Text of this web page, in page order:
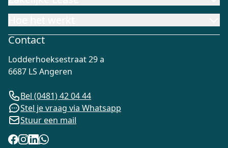
Contact
Lodderhoeksestraat 29 a
6687 LS Angeren
Bel (0481) 42 04 44
Stel je vraag via Whatsapp
Stuur een mail